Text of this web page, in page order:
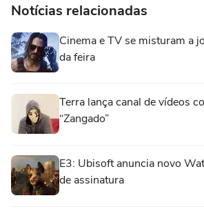
Notícias relacionadas
Cinema e TV se misturam a
da feira
Terra lança canal de vídeos
“Zangado”
E3: Ubisoft anuncia novo
de assinatura